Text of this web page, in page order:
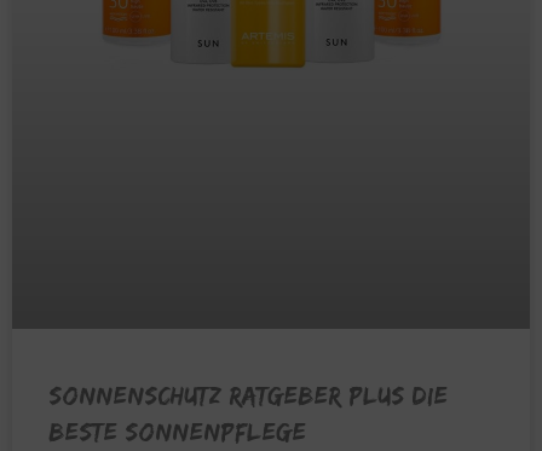
Sonnenschutz Ratgeber plus die
beste Sonnenpflege